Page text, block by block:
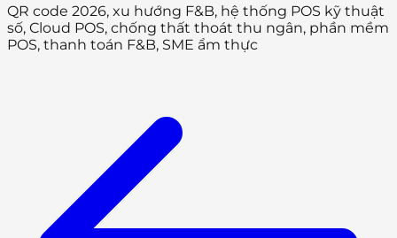
QR code 2026, xu hướng F&B, hệ thống POS kỹ thuật
số, Cloud POS, chống thất thoát thu ngân, phần mềm
POS, thanh toán F&B, SME ẩm thực